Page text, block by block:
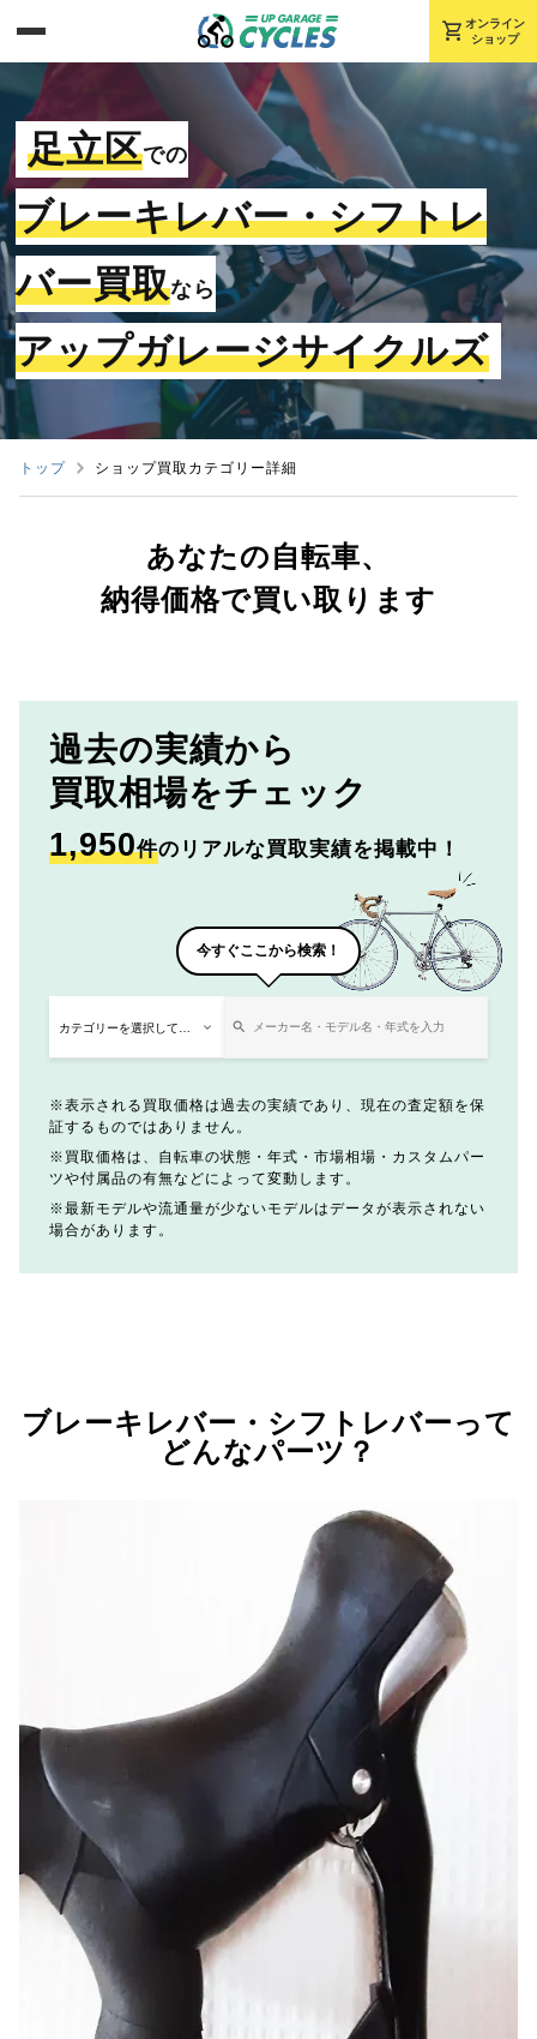
shopping_cart オンライン
ショップ
足立区での
ブレーキレバー・シフトレ
バー買取なら
アップガレージサイクルズ
トップ ショップ買取カテゴリー詳細
あなたの自転車、
納得価格で買い取ります
過去の実績から
買取相場をチェック
1,950件のリアルな買取実績を掲載中！
今すぐここから検索！
表示される買取価格は過去の実績であり、現在の査定額を保
証するものではありません。
買取価格は、自転車の状態・年式・市場相場・カスタムパー
ツや付属品の有無などによって変動します。
最新モデルや流通量が少ないモデルはデータが表示されない
場合があります。
ブレーキレバー・シフトレバーって
どんなパーツ？